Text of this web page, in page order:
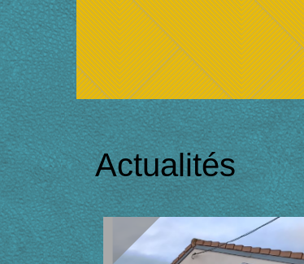
Actualités